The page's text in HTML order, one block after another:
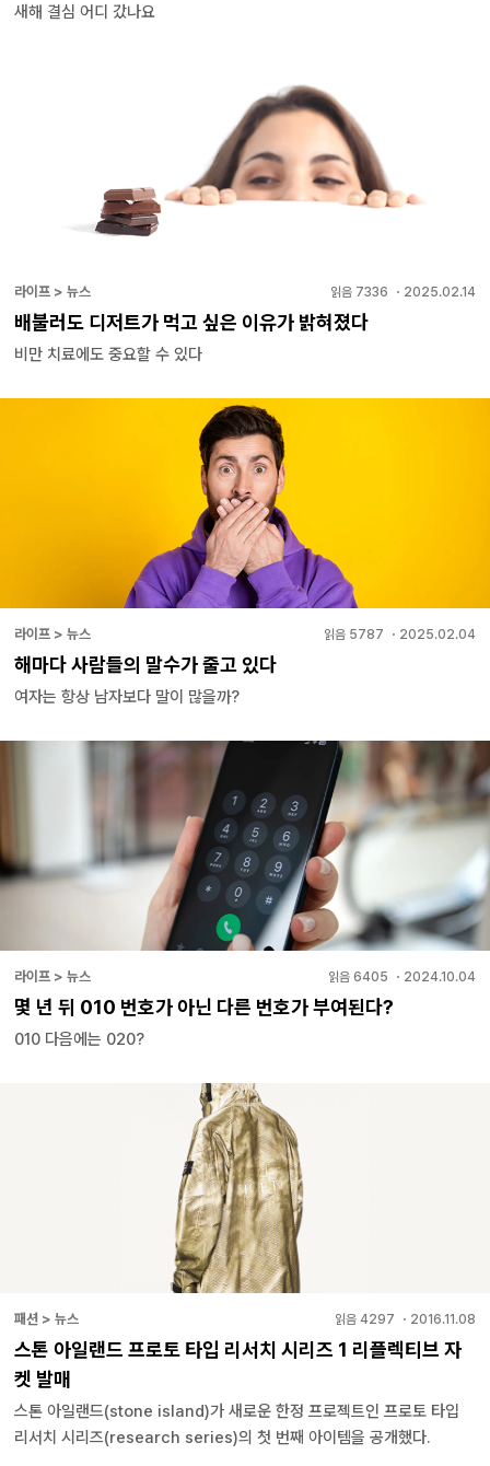
새해 결심 어디 갔나요
라이프 > 뉴스 읽음 7336 ・ 2025.02.14
배불러도 디저트가 먹고 싶은 이유가 밝혀졌다
비만 치료에도 중요할 수 있다
라이프 > 뉴스 읽음 5787 ・ 2025.02.04
해마다 사람들의 말수가 줄고 있다
여자는 항상 남자보다 말이 많을까?
라이프 > 뉴스 읽음 6405 ・ 2024.10.04
몇 년 뒤 010 번호가 아닌 다른 번호가 부여된다?
010 다음에는 020?
패션 > 뉴스 읽음 4297 ・ 2016.11.08
스톤 아일랜드 프로토 타입 리서치 시리즈 1 리플렉티브 자
켓 발매
스톤 아일랜드(stone island)가 새로운 한정 프로젝트인 프로토 타입
리서치 시리즈(research series)의 첫 번째 아이템을 공개했다.